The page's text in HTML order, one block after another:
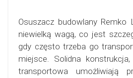
Osuszacz budowlany Remko
niewielką wagą, co jest
gdy często trzeba go
miejsce. Solidna
transportowa umożliwiają